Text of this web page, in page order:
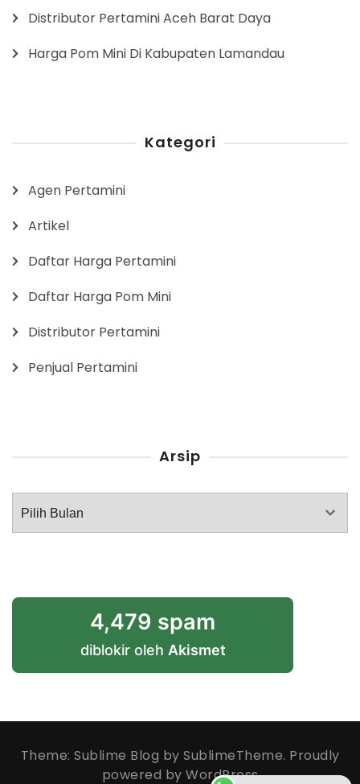
Distributor Pertamini Aceh Barat Daya
Harga Pom Mini Di Kabupaten Lamandau
Kategori
Agen Pertamini
Artikel
Daftar Harga Pertamini
Daftar Harga Pom Mini
Distributor Pertamini
Penjual Pertamini
Arsip
Arsip
4,479 spam
diblokir oleh Akismet
Theme: Sublime Blog by SublimeTheme. Proudly
powered by WordPress